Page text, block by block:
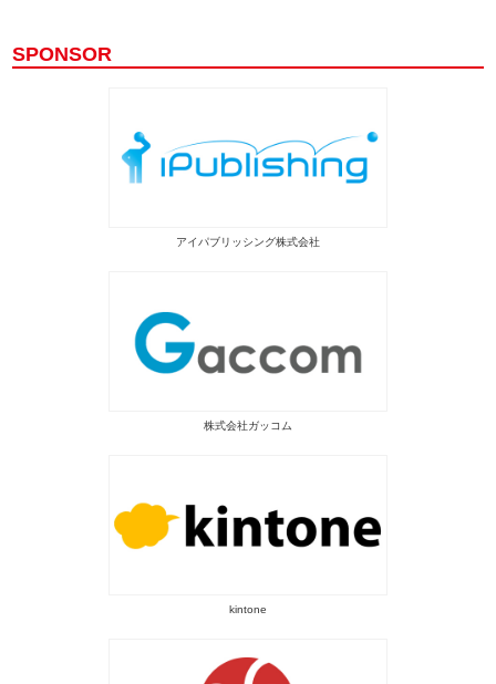
SPONSOR
アイパブリッシング株式会社
株式会社ガッコム
kintone